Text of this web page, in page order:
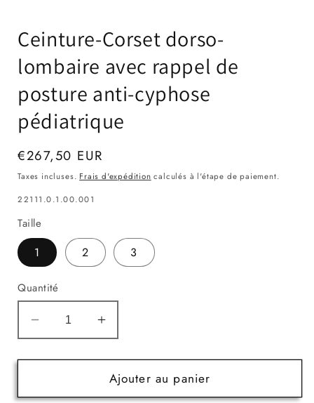
fenêtre
modale
Ceinture-Corset dorso-
lombaire avec rappel de
posture anti-cyphose
pédiatrique
Prix
habituel
€267,50 EUR
Taxes incluses. Frais d'expédition calculés à l'étape de paiement.
SKU:
22111.0.1.00.001
Taille
1 2 3
Quantité
Réduire
la
quantité
Ceinture-
Augmenter
la
quantité
de
Ceinture-
Ajouter au panier